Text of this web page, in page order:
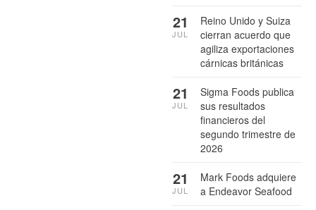
Reino Unido y Suiza
cierran acuerdo que
agiliza exportaciones
cárnicas británicas
21
JUL
Sigma Foods publica
sus resultados
financieros del
segundo trimestre de
2026
21
JUL
Mark Foods adquiere
a Endeavor Seafood
21
JUL